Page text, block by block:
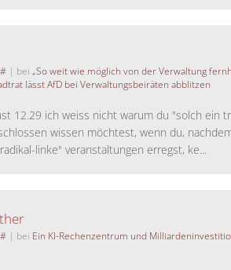
# | bei „So weit wie möglich von der Verwaltung
lässt AfD bei Verwaltungsbeiräten abblitzen
12.29 ich weiss nicht warum du "solch ein
wissen möchtest, wenn du,
linke" veranstaltungen erregst, ke...
# | bei Ein KI-Rechenzentrum und